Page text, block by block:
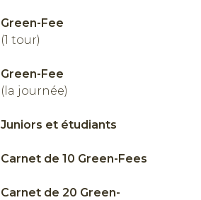
Green-Fee
(1 tour)
Green-Fee
(la journée)
Juniors et étudiants
Carnet de 10 Green-Fees
Carnet de 20 Green-